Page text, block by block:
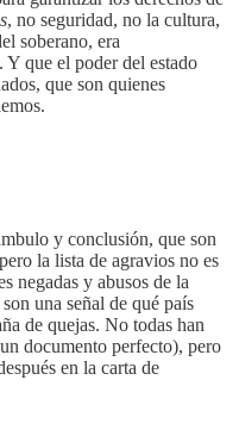
, no seguridad, no la cultura,
soberano, era
Y que el poder del estado
que son quienes
y conclusión, que son
la lista de agravios no es
negadas y abusos de la
una señal de qué país
de quejas. No todas han
documento perfecto), pero
en la carta de